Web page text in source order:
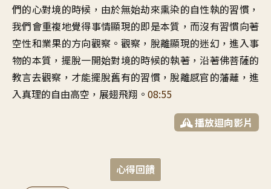
們的心對境的時候 ， 由於無始劫來熏染的自性執的習慣 ，
我們會重複地覺得事情顯現的即是本質 ，而沒有習慣向著
空性和業果的方向觀察 。 觀察 ， 脫離顯現的迷幻 ， 進入事
物的本質 ， 擺脫一開始對境的時候的執著 ，沿著佛菩薩的
教言去觀察 ， 才能擺脫舊有的習慣 ， 脫離感官的藩蘺 ， 進
入真理的自由高空 ， 展翅飛翔 。 08:55
播放迴向影片
心得回饋